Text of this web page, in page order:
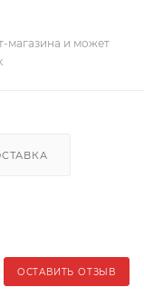
магазина и может
ОСТАВИТЬ ОТЗЫВ